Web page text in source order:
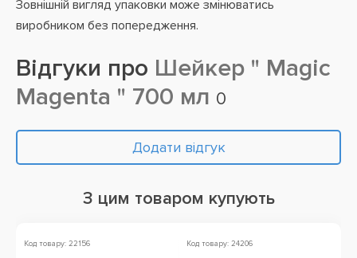
Зовнішній вигляд упаковки може змінюватись
виробником без попередження.
Відгуки про Шейкер " Magic
Magenta " 700 мл 0
Додати відгук
З цим товаром купують
Код товару: 22156 Код товару: 24206